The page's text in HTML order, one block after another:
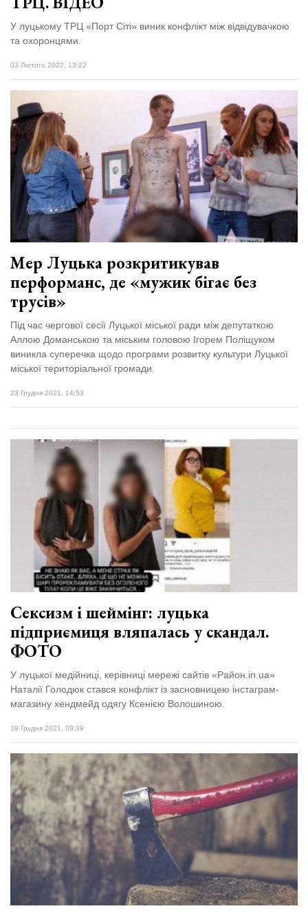
У луцькому ТРЦ «Порт Сіті» виник конфлікт між відвідувачкою
та охоронцями.
03 Лютого 2022, 13:22
Мер Луцька розкритикував
перформанс, де «мужик бігає без
трусів»
Під час чергової сесії Луцької міської ради між депутаткою
Аллою Доманською та міським головою Ігорем Поліщуком
виникла суперечка щодо програми розвитку культури Луцької
міської територіальної громади.
23 Грудня 2021, 14:53
Сексизм і шеймінг: луцька
підприємиця вляпалась у скандал.
ФОТО
У луцької медійниці, керівниці мережі сайтів «Район.in.ua»
Наталії Голодюк стався конфлікт із засновницею інстаграм-
магазину хендмейд одягу Ксенією Волошиною.
19 Грудня 2021, 09:39